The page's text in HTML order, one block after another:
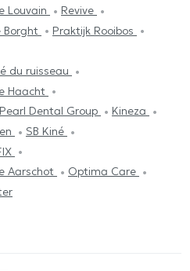
Louvain
Revive
Borght
Praktijk Rooibos
du ruisseau
Haacht
Pearl Dental Group
Kineza
SB Kiné
Aarschot
Optima Care